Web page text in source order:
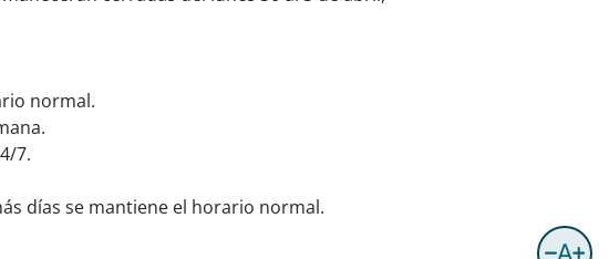
normal.
7.
días se mantiene el horario normal.